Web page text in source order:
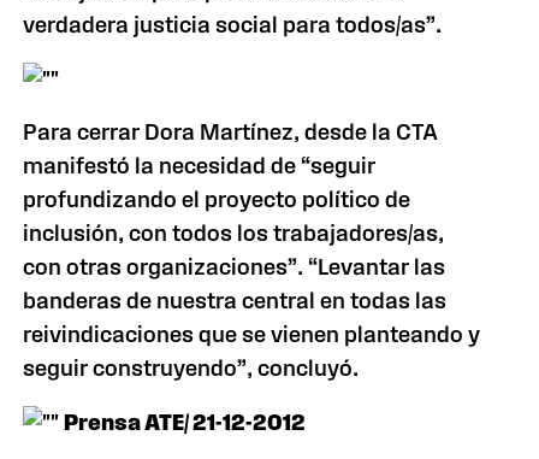
verdadera justicia social para todos/as”.
Para cerrar Dora Martínez, desde la CTA
manifestó la necesidad de “seguir
profundizando el proyecto político de
inclusión, con todos los trabajadores/as,
con otras organizaciones”. “Levantar las
banderas de nuestra central en todas las
reivindicaciones que se vienen planteando y
seguir construyendo”, concluyó.
Prensa ATE/ 21-12-2012